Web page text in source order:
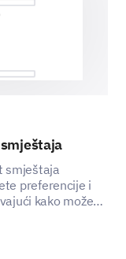
smještaja
preferencije i
kako možete